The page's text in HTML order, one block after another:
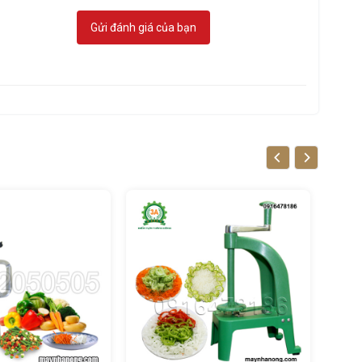
Gửi đánh giá của bạn